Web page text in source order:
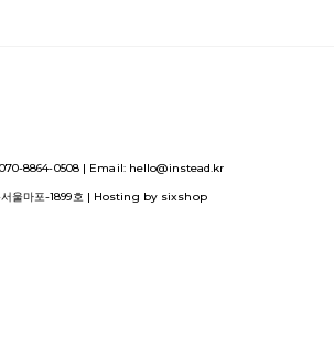
8864-0508 | Email: hello@instead.kr
울마포-1899호 | Hosting by sixshop